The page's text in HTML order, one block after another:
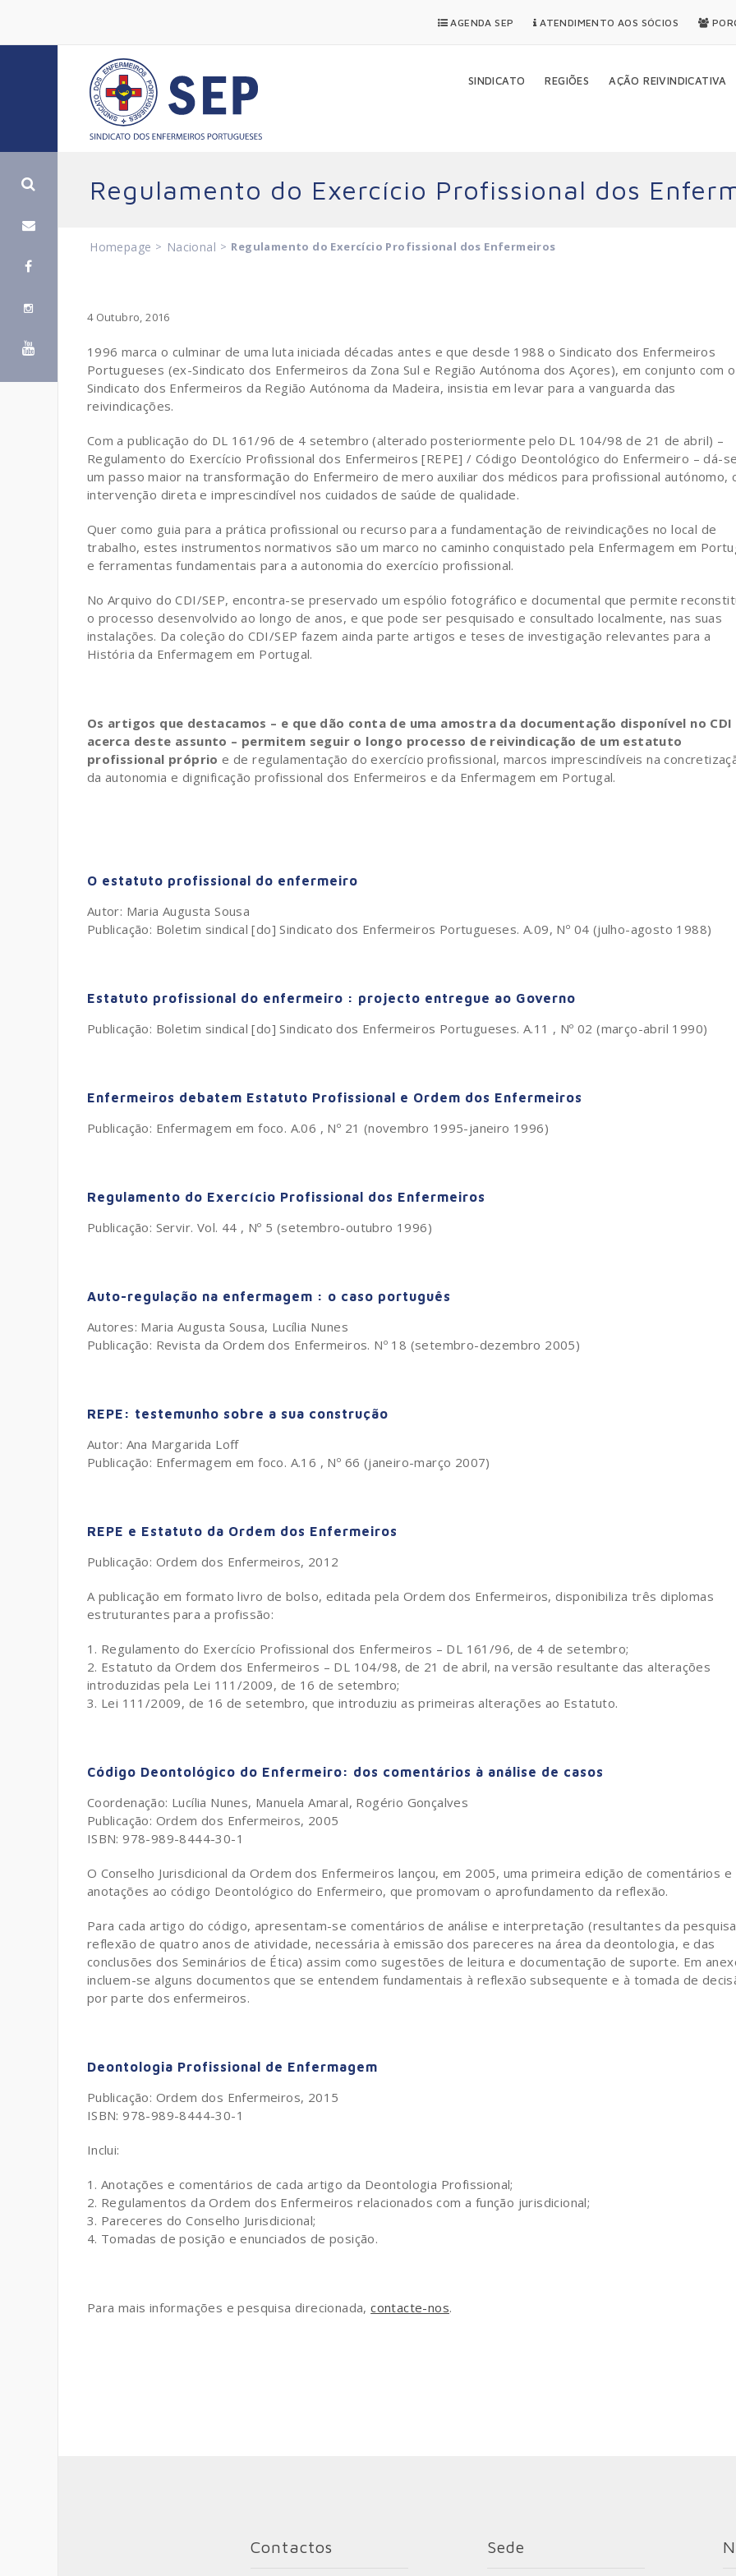
AGENDA SEP ATENDIMENTO AOS SÓCIOS
SINDICATO REGIÕES AÇÃO REIVINDICATIVA
Regulamento do Exercício Profissional dos
Homepage > Nacional > Regulamento do Exercício Profissional dos Enfermeiros
4 Outubro, 2016
1996 marca o culminar de uma luta iniciada décadas antes e que desde 1988 o Sindicato dos Enfermeiros
Portugueses (ex-Sindicato dos Enfermeiros da Zona Sul e Região Autónoma dos Açores), em conjunto com o
Sindicato dos Enfermeiros da Região Autónoma da Madeira, insistia em levar para a vanguarda das
reivindicações.
Com a publicação do DL 161/96 de 4 setembro (alterado posteriormente pelo DL 104/98 de 21 de abril) –
Regulamento do Exercício Profissional dos Enfermeiros [REPE] / Código Deontológico do Enfermeiro – dá-
um passo maior na transformação do Enfermeiro de mero auxiliar dos médicos para profissional autónomo,
intervenção direta e imprescindível nos cuidados de saúde de qualidade.
Quer como guia para a prática profissional ou recurso para a fundamentação de reivindicações no local de
trabalho, estes instrumentos normativos são um marco no caminho conquistado pela Enfermagem em
e ferramentas fundamentais para a autonomia do exercício profissional.
No Arquivo do CDI/SEP, encontra-se preservado um espólio fotográfico e documental que permite
o processo desenvolvido ao longo de anos, e que pode ser pesquisado e consultado localmente, nas suas
instalações. Da coleção do CDI/SEP fazem ainda parte artigos e teses de investigação relevantes para a
História da Enfermagem em Portugal.
Os artigos que destacamos – e que dão conta de uma amostra da documentação disponível no CDI
acerca deste assunto – permitem seguir o longo processo de reivindicação de um estatuto
profissional próprio e de regulamentação do exercício profissional, marcos imprescindíveis na
da autonomia e dignificação profissional dos Enfermeiros e da Enfermagem em Portugal.
O estatuto profissional do enfermeiro
Autor: Maria Augusta Sousa
Publicação: Boletim sindical [do] Sindicato dos Enfermeiros Portugueses. A.09, Nº 04 (julho-agosto 1988)
Estatuto profissional do enfermeiro : projecto entregue ao Governo
Publicação: Boletim sindical [do] Sindicato dos Enfermeiros Portugueses. A.11 , Nº 02 (março-abril 1990)
Enfermeiros debatem Estatuto Profissional e Ordem dos Enfermeiros
Publicação: Enfermagem em foco. A.06 , Nº 21 (novembro 1995-janeiro 1996)
Regulamento do Exercício Profissional dos Enfermeiros
Publicação: Servir. Vol. 44 , Nº 5 (setembro-outubro 1996)
Auto-regulação na enfermagem : o caso português
Autores: Maria Augusta Sousa, Lucília Nunes
Publicação: Revista da Ordem dos Enfermeiros. Nº 18 (setembro-dezembro 2005)
REPE: testemunho sobre a sua construção
Autor: Ana Margarida Loff
Publicação: Enfermagem em foco. A.16 , Nº 66 (janeiro-março 2007)
REPE e Estatuto da Ordem dos Enfermeiros
Publicação: Ordem dos Enfermeiros, 2012
A publicação em formato livro de bolso, editada pela Ordem dos Enfermeiros, disponibiliza três diplomas
estruturantes para a profissão:
Regulamento do Exercício Profissional dos Enfermeiros – DL 161/96, de 4 de setembro;
Estatuto da Ordem dos Enfermeiros – DL 104/98, de 21 de abril, na versão resultante das alterações
introduzidas pela Lei 111/2009, de 16 de setembro;
Lei 111/2009, de 16 de setembro, que introduziu as primeiras alterações ao Estatuto.
Código Deontológico do Enfermeiro: dos comentários à análise de casos
Coordenação: Lucília Nunes, Manuela Amaral, Rogério Gonçalves
Publicação: Ordem dos Enfermeiros, 2005
ISBN: 978-989-8444-30-1
O Conselho Jurisdicional da Ordem dos Enfermeiros lançou, em 2005, uma primeira edição de comentários e
anotações ao código Deontológico do Enfermeiro, que promovam o aprofundamento da reflexão.
Para cada artigo do código, apresentam-se comentários de análise e interpretação (resultantes da
reflexão de quatro anos de atividade, necessária à emissão dos pareceres na área da deontologia, e das
conclusões dos Seminários de Ética) assim como sugestões de leitura e documentação de suporte. Em
incluem-se alguns documentos que se entendem fundamentais à reflexão subsequente e à tomada de
por parte dos enfermeiros.
Deontologia Profissional de Enfermagem
Publicação: Ordem dos Enfermeiros, 2015
ISBN: 978-989-8444-30-1
Inclui:
Anotações e comentários de cada artigo da Deontologia Profissional;
Regulamentos da Ordem dos Enfermeiros relacionados com a função jurisdicional;
Pareceres do Conselho Jurisdicional;
Tomadas de posição e enunciados de posição.
Para mais informações e pesquisa direcionada,contacte-nos.
Contactos Sede